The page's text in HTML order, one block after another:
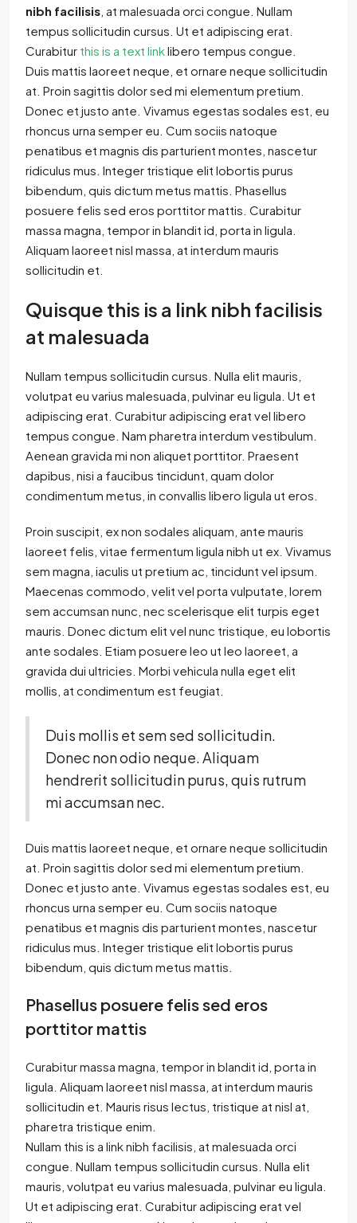
nibh facilisis , at malesuada orci congue. Nullam
tempus sollicitudin cursus. Ut et adipiscing erat.
Curabitur this is a text linklibero tempus congue.
Duis mattis laoreet neque, et ornare neque sollicitudin
at. Proin sagittis dolor sed mi elementum pretium.
Donec et justo ante. Vivamus egestas sodales est, eu
rhoncus urna semper eu. Cum sociis natoque
penatibus et magnis dis parturient montes, nascetur
ridiculus mus. Integer tristique elit lobortis purus
bibendum, quis dictum metus mattis. Phasellus
posuere felis sed eros porttitor mattis. Curabitur
massa magna, tempor in blandit id, porta in ligula.
Aliquam laoreet nisl massa, at interdum mauris
sollicitudin et.
Quisque this is a link nibh facilisis
at malesuada
Nullam tempus sollicitudin cursus. Nulla elit mauris,
volutpat eu varius malesuada, pulvinar eu ligula. Ut et
adipiscing erat. Curabitur adipiscing erat vel libero
tempus congue. Nam pharetra interdum vestibulum.
Aenean gravida mi non aliquet porttitor. Praesent
dapibus, nisi a faucibus tincidunt, quam dolor
condimentum metus, in convallis libero ligula ut eros.
Proin suscipit, ex non sodales aliquam, ante mauris
laoreet felis, vitae fermentum ligula nibh ut ex. Vivamus
sem magna, iaculis ut pretium ac, tincidunt vel ipsum.
Maecenas commodo, velit vel porta vulputate, lorem
sem accumsan nunc, nec scelerisque elit turpis eget
mauris. Donec dictum elit vel nunc tristique, eu lobortis
ante sodales. Etiam posuere leo ut leo laoreet, a
gravida dui ultricies. Morbi vehicula nulla eget elit
mollis, at condimentum est feugiat.
Duis mollis et sem sed sollicitudin.
Donec non odio neque. Aliquam
hendrerit sollicitudin purus, quis rutrum
mi accumsan nec.
Duis mattis laoreet neque, et ornare neque sollicitudin
at. Proin sagittis dolor sed mi elementum pretium.
Donec et justo ante. Vivamus egestas sodales est, eu
rhoncus urna semper eu. Cum sociis natoque
penatibus et magnis dis parturient montes, nascetur
ridiculus mus. Integer tristique elit lobortis purus
bibendum, quis dictum metus mattis.
Phasellus posuere felis sed eros
porttitor mattis
Curabitur massa magna, tempor in blandit id, porta in
ligula. Aliquam laoreet nisl massa, at interdum mauris
sollicitudin et. Mauris risus lectus, tristique at nisl at,
pharetra tristique enim.
Nullam this is a link nibh facilisis, at malesuada orci
congue. Nullam tempus sollicitudin cursus. Nulla elit
mauris, volutpat eu varius malesuada, pulvinar eu ligula.
Ut et adipiscing erat. Curabitur adipiscing erat vel